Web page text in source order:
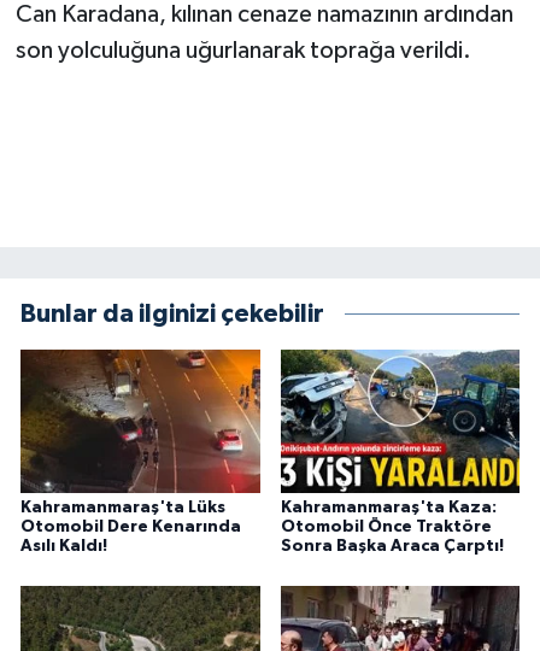
Can Karadana, kılınan cenaze namazının ardından
son yolculuğuna uğurlanarak toprağa verildi.
Bunlar da ilginizi çekebilir
Kahramanmaraş'ta Lüks
Otomobil Dere Kenarında
Asılı Kaldı!
Kahramanmaraş'ta Kaza:
Otomobil Önce Traktöre
Sonra Başka Araca Çarptı!
YARIŞMALAR